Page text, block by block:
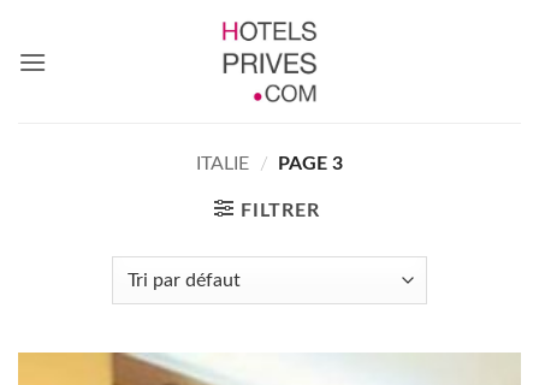
contenu
ITALIE / PAGE 3
FILTRER